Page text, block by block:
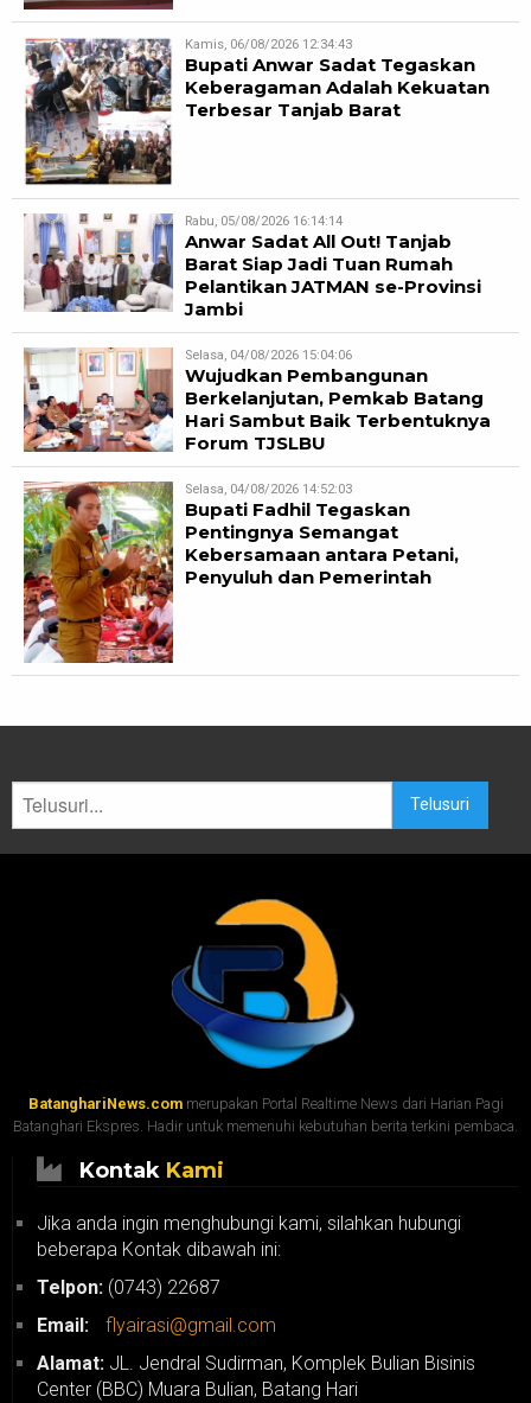
Kamis, 06/08/2026 12:34:43
Bupati Anwar Sadat Tegaskan
Keberagaman Adalah Kekuatan
Terbesar Tanjab Barat
Rabu, 05/08/2026 16:14:14
Anwar Sadat All Out! Tanjab
Barat Siap Jadi Tuan Rumah
Pelantikan JATMAN se-Provinsi
Jambi
Selasa, 04/08/2026 15:04:06
Wujudkan Pembangunan
Berkelanjutan, Pemkab Batang
Hari Sambut Baik Terbentuknya
Forum TJSLBU
Selasa, 04/08/2026 14:52:03
Bupati Fadhil Tegaskan
Pentingnya Semangat
Kebersamaan antara Petani,
Penyuluh dan Pemerintah
Telusuri
BatanghariNews.commerupakan Portal Realtime News dari Harian Pagi
Batanghari Ekspres. Hadir untuk memenuhi kebutuhan berita terkini pembaca.
Kontak Kami
Jika anda ingin menghubungi kami, silahkan hubungi
beberapa Kontak dibawah ini:
Telpon: (0743) 22687
Email:
flyairasi@gmail.com
Alamat: JL. Jendral Sudirman, Komplek Bulian Bisinis
Center (BBC) Muara Bulian, Batang Hari